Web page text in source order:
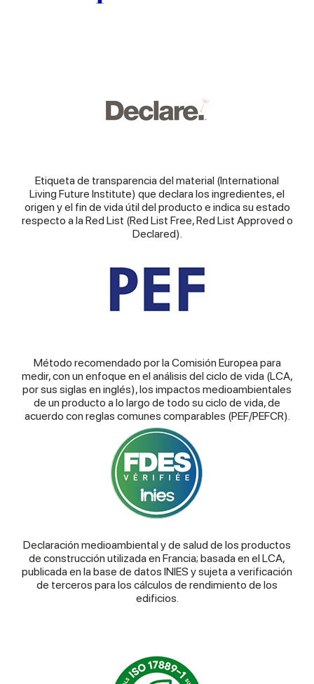
of their services.
Etiqueta de transparencia del material (International
Living Future Institute) que declara los ingredientes, el
origen y el fin de vida útil del producto e indica su estado
respecto a la Red List (Red List Free, Red List Approved o
Declared).
Método recomendado por la Comisión Europea para
medir, con un enfoque en el análisis del ciclo de vida (LCA,
por sus siglas en inglés), los impactos medioambientales
de un producto a lo largo de todo su ciclo de vida, de
acuerdo con reglas comunes comparables (PEF/PEFCR).
Declaración medioambiental y de salud de los productos
de construcción utilizada en Francia; basada en el LCA,
publicada en la base de datos INIES y sujeta a verificación
de terceros para los cálculos de rendimiento de los
edificios.